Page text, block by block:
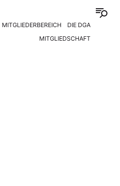
MITGLIEDERBEREICH
DIE DGA
MITGLIEDSCHAFT